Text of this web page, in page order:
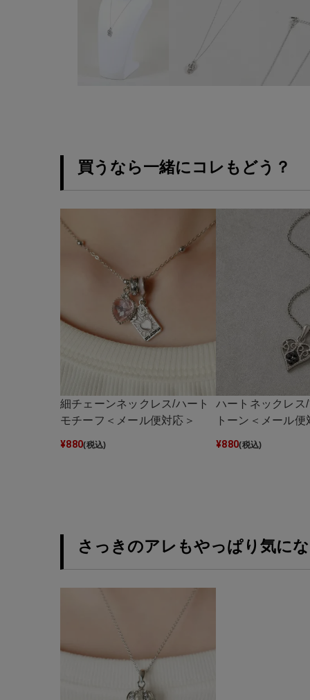
買うなら一緒にコレもどう？
細チェーンネックレス/ハート
モチーフ＜メール便対応＞
¥880(税込)
ハートネックレス
トーン＜メール便
¥880(税込)
さっきのアレもやっぱり気に